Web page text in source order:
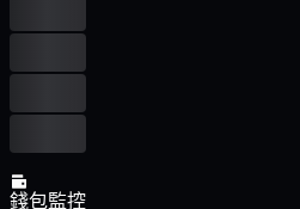
錢包監控